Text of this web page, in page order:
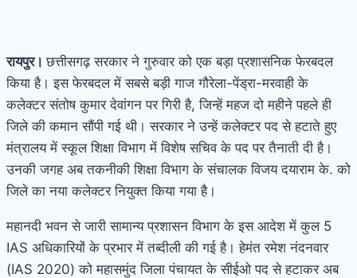
रायपुर।छत्तीसगढ़ सरकार ने गुरुवार को एक बड़ा प्रशासनिक फेरबदल
किया है। इस फेरबदल में सबसे बड़ी गाज गौरेला-पेंड्रा-मरवाही के
कलेक्टर संतोष कुमार देवांगन पर गिरी है, जिन्हें महज दो महीने पहले ही
जिले की कमान सौंपी गई थी। सरकार ने उन्हें कलेक्टर पद से हटाते हुए
मंत्रालय में स्कूल शिक्षा विभाग में विशेष सचिव के पद पर तैनाती दी है।
उनकी जगह अब तकनीकी शिक्षा विभाग के संचालक विजय दयाराम के. को
जिले का नया कलेक्टर नियुक्त किया गया है।
महानदी भवन से जारी सामान्य प्रशासन विभाग के इस आदेश में कुल 5
IAS अधिकारियों के प्रभार में तब्दीली की गई है। हेमंत रमेश नंदनवार
(IAS 2020) को महासमुंद जिला पंचायत के सीईओ पद से हटाकर अब